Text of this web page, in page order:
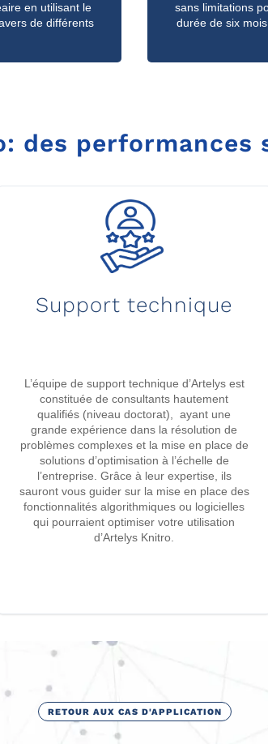
en utilisant le
de différents
sans limitations
durée de six
: des performances
Support technique
L’équipe de support technique d’Artelys est
constituée de consultants hautement
qualifiés (niveau doctorat), ayant une
grande expérience dans la résolution de
problèmes complexes et la mise en place de
solutions d’optimisation à l’échelle de
l’entreprise. Grâce à leur expertise, ils
sauront vous guider sur la mise en place des
fonctionnalités algorithmiques ou logicielles
qui pourraient optimiser votre utilisation
d’Artelys Knitro.
RETOUR AUX CAS D'APPLICATION